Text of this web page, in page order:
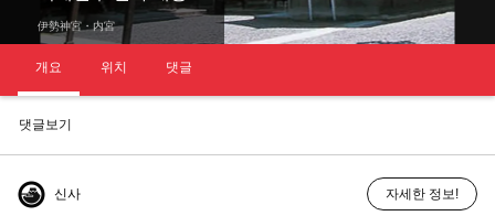
伊勢神宮・内宮
개요 위치 댓글
댓글보기
신사 자세한 정보!